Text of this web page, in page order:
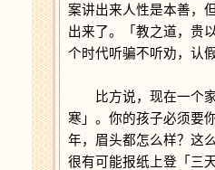
案讲出来人性是本善，
出来了。「教之道，贵
个时代听骗不听劝，认
比方说，现在一个家
寒」。你的孩子必须要
年，眉头都怎么样？这
很有可能报纸上登「三